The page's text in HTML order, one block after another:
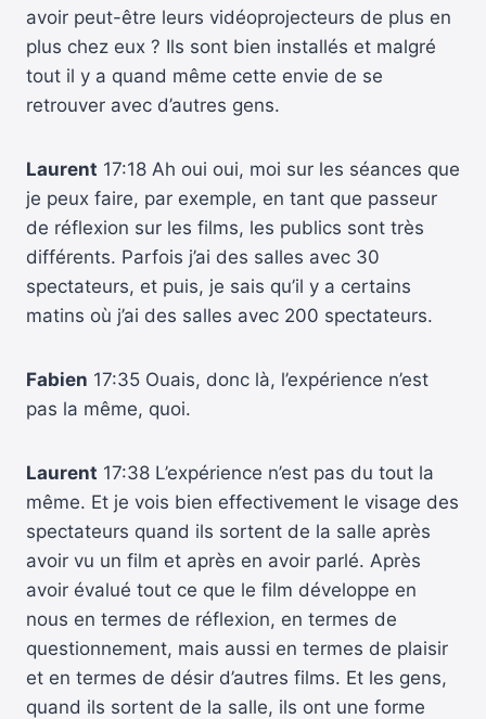
avoir peut-être leurs vidéoprojecteurs de plus en
plus chez eux ? Ils sont bien installés et malgré
tout il y a quand même cette envie de se
retrouver avec d’autres gens.
Laurent 17:18 Ah oui oui, moi sur les séances que
je peux faire, par exemple, en tant que passeur
de réflexion sur les films, les publics sont très
différents. Parfois j’ai des salles avec 30
spectateurs, et puis, je sais qu’il y a certains
matins où j’ai des salles avec 200 spectateurs.
Fabien 17:35 Ouais, donc là, l’expérience n’est
pas la même, quoi.
Laurent 17:38 L’expérience n’est pas du tout la
même. Et je vois bien effectivement le visage des
spectateurs quand ils sortent de la salle après
avoir vu un film et après en avoir parlé. Après
avoir évalué tout ce que le film développe en
nous en termes de réflexion, en termes de
questionnement, mais aussi en termes de plaisir
et en termes de désir d’autres films. Et les gens,
quand ils sortent de la salle, ils ont une forme